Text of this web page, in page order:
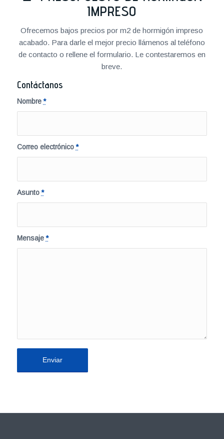
IMPRESO
Ofrecemos bajos precios por m2 de hormigón impreso
acabado. Para darle el mejor precio llámenos al teléfono
de contacto o rellene el formulario. Le contestaremos en
breve.
Contáctanos
Nombre*
Correo electrónico*
Asunto*
Mensaje*